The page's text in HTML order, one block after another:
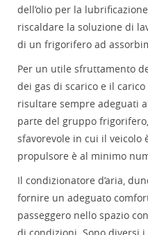
dell’olio per la
riscaldare la soluzione di
di un frigorifero ad
Per un utile sfruttamento
dei gas di scarico e il
risultare sempre adeguati
parte del gruppo
sfavorevole in cui il veicolo
propulsore è al minimo
Il condizionatore d’aria,
fornire un adeguato
passeggero nello spazio